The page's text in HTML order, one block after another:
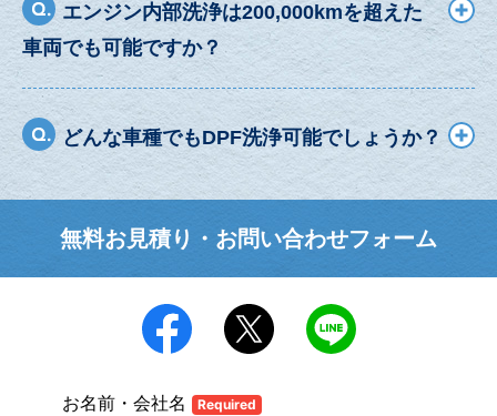
エンジン内部洗浄は200,000kmを超えた
車両でも可能ですか？
どんな車種でもDPF洗浄可能でしょうか？
無料お見積り・お問い合わせフォーム